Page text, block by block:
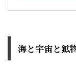
海と宇宙と鉱